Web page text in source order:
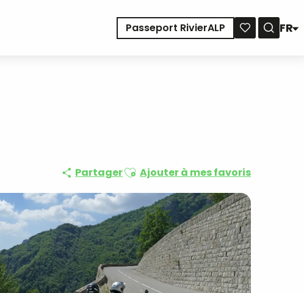
Passeport RivierALP
FR
PartagerAjouter aux favoris
Ajouter à mes favoris